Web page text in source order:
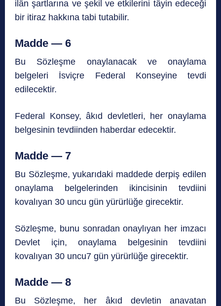
ilân şartlarına ve şekil ve etkilerini tâyin edeceği
bir itiraz hakkına tabi tutabilir.
Madde — 6
Bu Sözleşme onaylanacak ve onaylama
belgeleri İsviçre Federal Konseyine tevdi
edilecektir.
Federal Konsey, âkıd devletleri, her onaylama
belgesinin tevdiinden haberdar edecektir.
Madde — 7
Bu Sözleşme, yukarıdaki maddede derpiş edilen
onaylama belgelerinden ikincisinin tevdiini
kovalıyan 30 uncu gün yürürlüğe girecektir.
Sözleşme, bunu sonradan onaylıyan her imzacı
Devlet için, onaylama belgesinin tevdiini
kovalıyan 30 uncu7 gün yürürlüğe girecektir.
Madde — 8
Bu Sözleşme, her âkıd devletin anavatan